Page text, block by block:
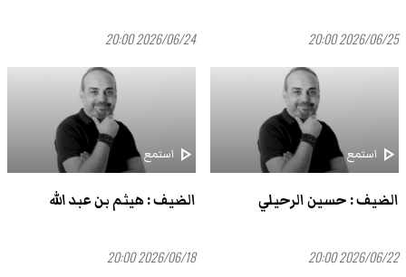
2026/06/25 20:00
2026/06/24 20:00
play_arrow استمع
الضيف : حسين الرحيلي
2026/06/22 20:00
play_arrow استمع
الضيف : هيثم بن عبد الله
2026/06/18 20:00